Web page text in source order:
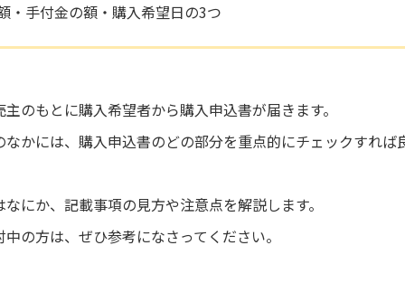
手付金の額・購入希望日の3つ
のもとに購入希望者から購入申込書が届きます。
かには、購入申込書のどの部分を重点的にチェックすれば
にか、記載事項の見方や注意点を解説します。
の方は、ぜひ参考になさってください。